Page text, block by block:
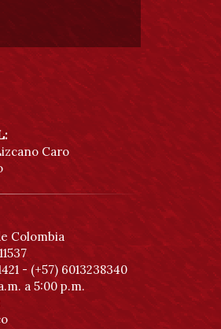
Caro
Colombia
- (+57) 6013238340
a 5:00 p.m.